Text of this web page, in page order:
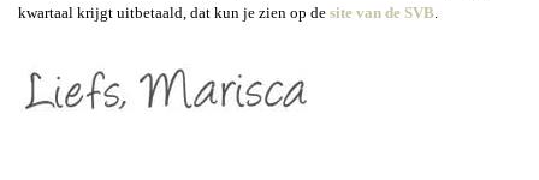
kwartaal krijgt uitbetaald, dat kun je zien op de site van de SVB